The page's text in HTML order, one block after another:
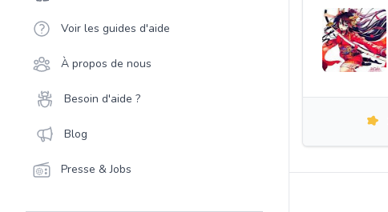
Voir les guides d'aide
À propos de nous
Besoin d'aide ?
Blog
Presse & Jobs